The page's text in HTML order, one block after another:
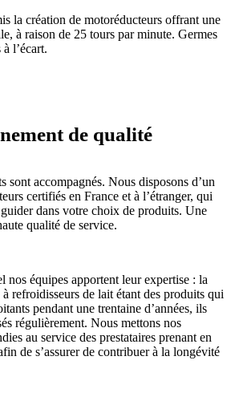
la création de motoréducteurs offrant une
à raison de 25 tours par minute. Germes
l’écart.
de qualité
sont accompagnés. Nous disposons d’un
certifiés en France et à l’étranger, qui
dans votre choix de produits. Une
qualité de service.
nos équipes apportent leur expertise : la
refroidisseurs de lait étant des produits qui
pendant une trentaine d’années, ils
régulièrement. Nous mettons nos
au service des prestataires prenant en
de s’assurer de contribuer à la longévité